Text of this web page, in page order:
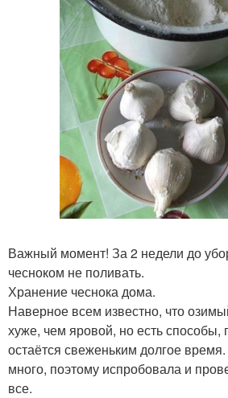
Важный момент! За 2 недели до
чесноком не поливать.
Хранение чеснока дома.
Наверное всем известно, что
хуже, чем яровой, но есть способы,
остаётся свеженьким долгое
много, поэтому испробовала и
все.